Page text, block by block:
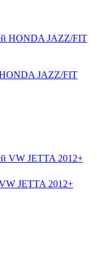
JAZZ/FIT
JETTA 2012+